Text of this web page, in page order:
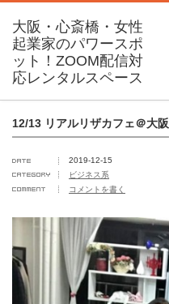
12/13 リアルリザカフェ＠大阪
2019-12-15
ビジネス系
コメントを書く